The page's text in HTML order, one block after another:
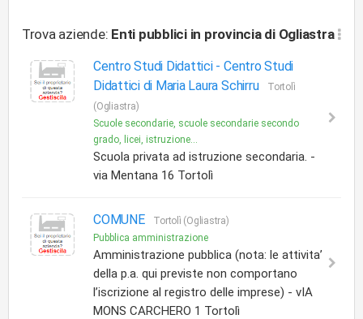
Trova aziende: Enti pubblici in provincia di Ogliastra
Centro Studi Didattici - Centro Studi
Didattici di Maria Laura Schirru
Tortolì
(Ogliastra)
Scuole secondarie, scuole secondarie secondo
grado, licei, istruzione...
Scuola privata ad istruzione secondaria. -
via Mentana 16 Tortolì
COMUNE
Tortolì (Ogliastra)
Pubblica amministrazione
Amministrazione pubblica (nota: le attivita’
della p.a. qui previste non comportano
l’iscrizione al registro delle imprese) - vIA
MONS CARCHERO 1 Tortolì